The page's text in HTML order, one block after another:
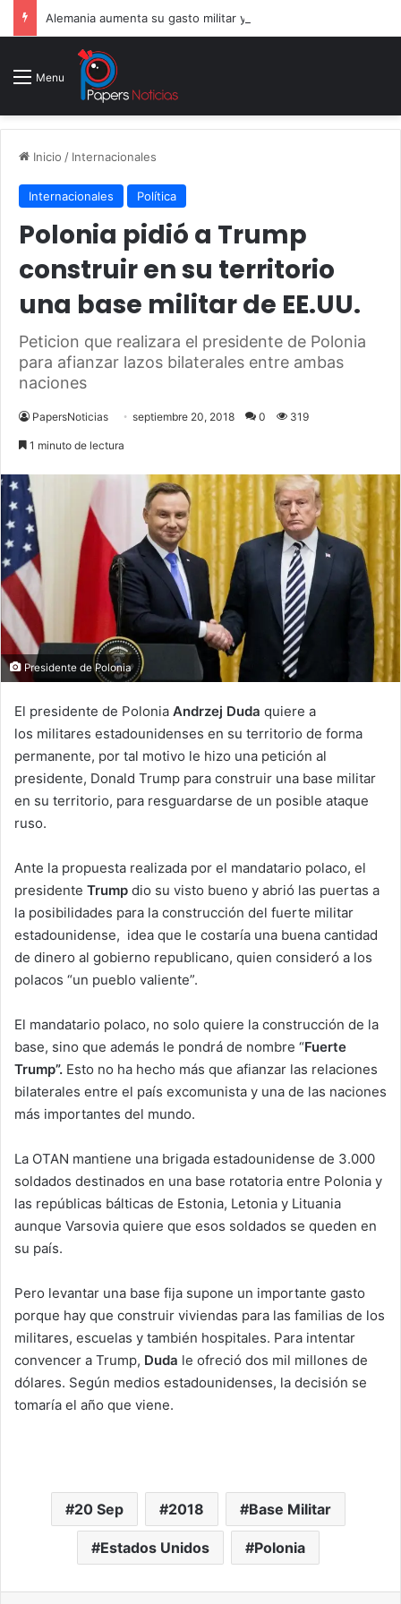
Menu
Inicio / Internacionales
Internacionales Política
Polonia pidió a Trump
construir en su territorio
una base militar de EE.UU.
Peticion que realizara el presidente de Polonia
para afianzar lazos bilaterales entre ambas
naciones
PapersNoticias septiembre 20, 2018 0 319
1 minuto de lectura
Presidente de Polonia
El presidente de Polonia Andrzej Duda quiere a
los militares estadounidenses en su territorio de forma
permanente, por tal motivo le hizo una petición al
presidente, Donald Trump para construir una base militar
en su territorio, para resguardarse de un posible ataque
ruso.
Ante la propuesta realizada por el mandatario polaco, el
presidente Trump dio su visto bueno y abrió las puertas a
la posibilidades para la construcción del fuerte militar
estadounidense, idea que le costaría una buena cantidad
de dinero al gobierno republicano, quien consideró a los
polacos “un pueblo valiente”.
El mandatario polaco, no solo quiere la construcción de la
base, sino que además le pondrá de nombre “Fuerte
Trump”. Esto no ha hecho más que afianzar las relaciones
bilaterales entre el país excomunista y una de las naciones
más importantes del mundo.
La OTAN mantiene una brigada estadounidense de 3.000
soldados destinados en una base rotatoria entre Polonia y
las repúblicas bálticas de Estonia, Letonia y Lituania
aunque Varsovia quiere que esos soldados se queden en
su país.
Pero levantar una base fija supone un importante gasto
porque hay que construir viviendas para las familias de los
militares, escuelas y también hospitales. Para intentar
convencer a Trump, Duda le ofreció dos mil millones de
dólares. Según medios estadounidenses, la decisión se
tomaría el año que viene.
20 Sep 2018 Base Militar
Estados Unidos Polonia